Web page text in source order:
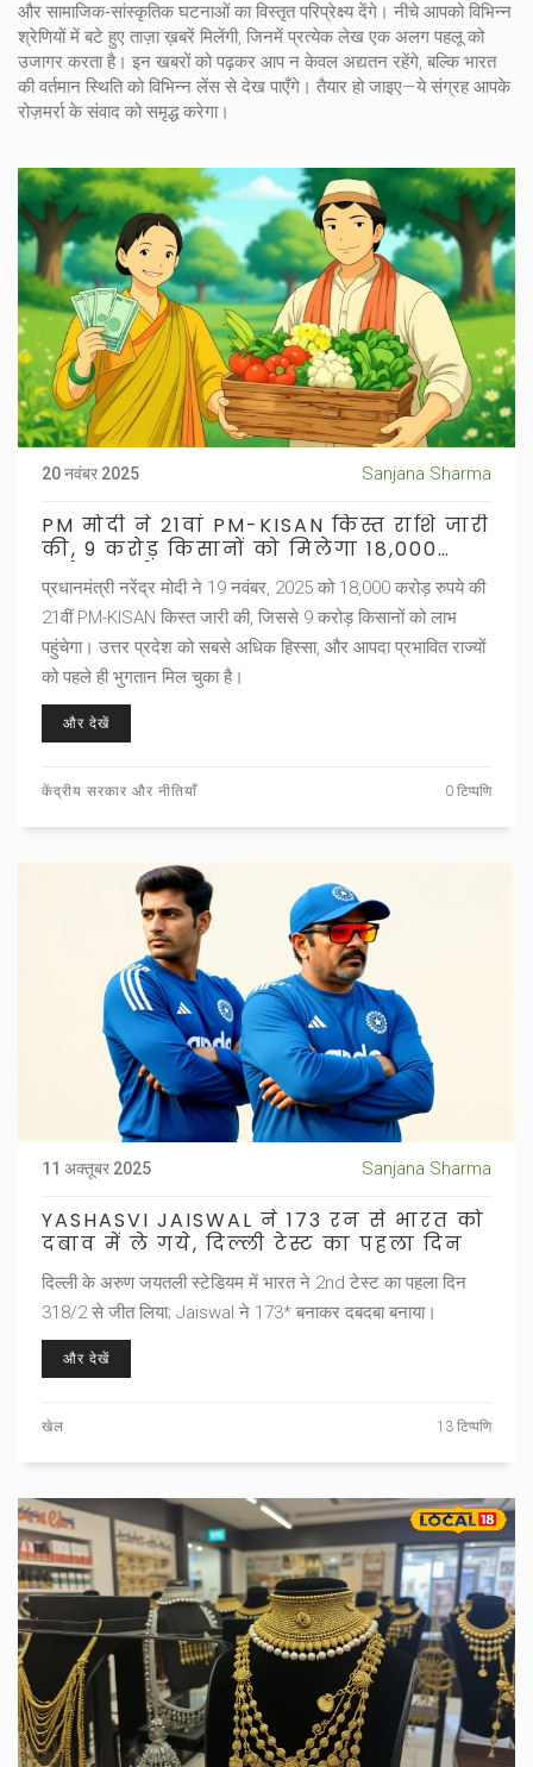
और सामाजिक‑सांस्कृतिक घटनाओं का विस्तृत परिप्रेक्ष्य देंगे। नीचे आपको विभिन्न
श्रेणियों में बटे हुए ताज़ा ख़बरें मिलेंगी, जिनमें प्रत्येक लेख एक अलग पहलू को
उजागर करता है। इन खबरों को पढ़कर आप न केवल अद्यतन रहेंगे, बल्कि भारत
की वर्तमान स्थिति को विभिन्न लेंस से देख पाएँगे। तैयार हो जाइए—ये संग्रह आपके
रोज़मर्रा के संवाद को समृद्ध करेगा।
20 नवंबर 2025 Sanjana Sharma
PM मोदी ने 21वां PM-KISAN किस्त राशि जारी
की, 9 करोड़ किसानों को मिलेगा 18,000
करोड़ रुपये
प्रधानमंत्री नरेंद्र मोदी ने 19 नवंबर, 2025 को 18,000 करोड़ रुपये की
21वीं PM-KISAN किस्त जारी की, जिससे 9 करोड़ किसानों को लाभ
पहुंचेगा। उत्तर प्रदेश को सबसे अधिक हिस्सा, और आपदा प्रभावित राज्यों
को पहले ही भुगतान मिल चुका है।
और देखें
केंद्रीय सरकार और नीतियाँ 0 टिप्पणि
11 अक्तूबर 2025 Sanjana Sharma
YASHASVI JAISWAL ने 173 रन से भारत को
दबाव में ले गये, दिल्ली टेस्ट का पहला दिन
दिल्ली के अरुण जयतली स्टेडियम में भारत ने 2nd टेस्ट का पहला दिन
318/2 से जीत लिया; Jaiswal ने 173* बनाकर दबदबा बनाया।
और देखें
खेल 13 टिप्पणि